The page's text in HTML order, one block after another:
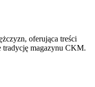
oferująca treści
magazynu CKM.